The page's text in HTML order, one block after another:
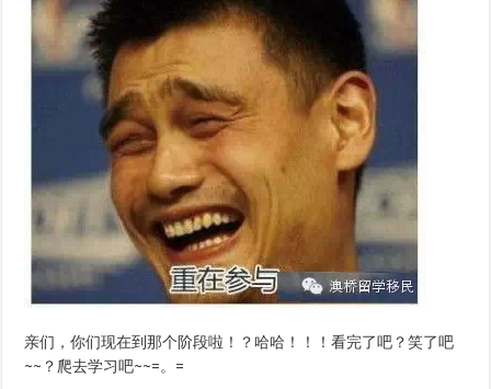
亲们，你们现在到那个阶段啦！？哈哈！！！看完了吧？笑了吧
~~？爬去学习吧~~=。=